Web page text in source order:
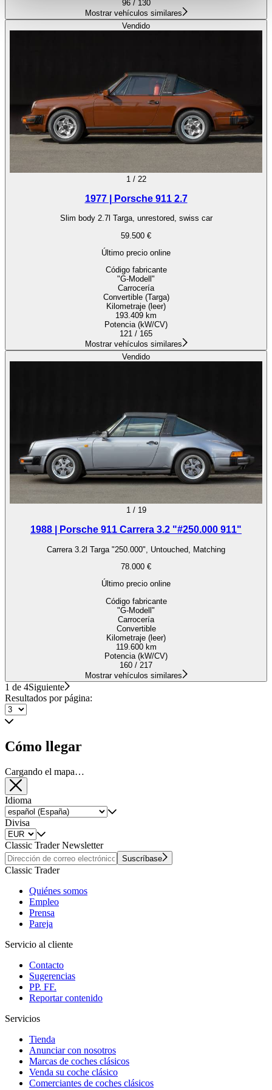
weiteren Daten zusammen, die Sie ihnen bereitgestellt
haben oder die sie im Rahmen Ihrer Nutzung der Dienste
gesammelt haben.Datenschutzerklärung
96 / 130
Mostrar vehículos similares
Vendido
1/ 22
1977 | Porsche 911 2.7
Slim body 2.7l Targa, unrestored, swiss car
59.500 €
Último precio online
Código fabricante
"G-Modell"
Carrocería
Convertible (Targa)
Kilometraje (leer)
193.409 km
Potencia (kW/CV)
121 / 165
Mostrar vehículos similares
Vendido
1/ 19
1988 | Porsche 911 Carrera 3.2 "#250.000 911"
Carrera 3.2l Targa "250.000", Untouched, Matching
78.000 €
Último precio online
Código fabricante
"G-Modell"
Carrocería
Convertible
Kilometraje (leer)
119.600 km
Potencia (kW/CV)
160 / 217
Mostrar vehículos similares
1 de 4Siguiente
Resultados por página:
Cómo llegar
Cargando el mapa…
Idioma
Divisa
Classic Trader Newsletter
Suscríbase
Classic Trader
Quiénes somos
Empleo
Prensa
Pareja
Servicio al cliente
Contacto
Sugerencias
PP. FF.
Reportar contenido
Servicios
Tienda
Anunciar con nosotros
Marcas de coches clásicos
Venda su coche clásico
Comerciantes de coches clásicos